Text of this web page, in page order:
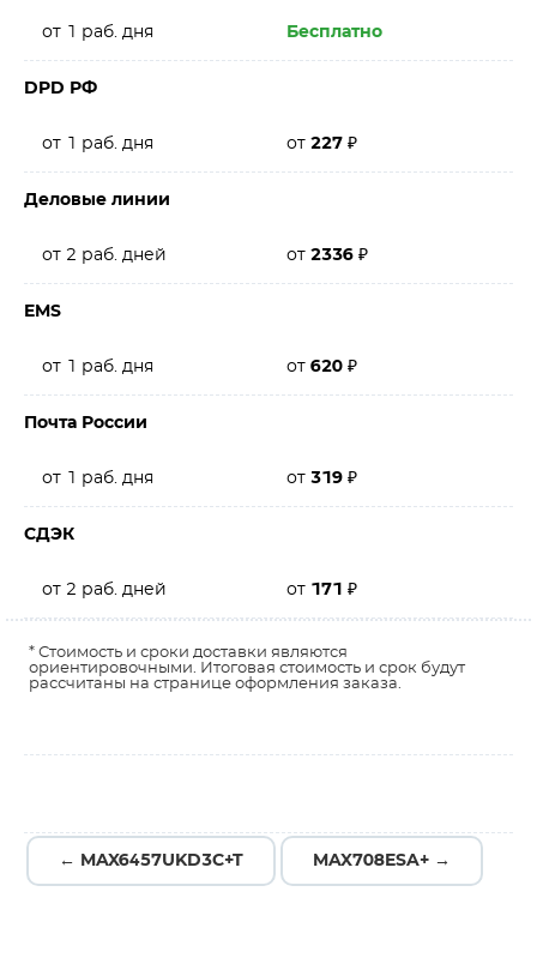
от 1 раб. дня Бесплатно
DPD РФ
от 1 раб. дня от 227 ₽
Деловые линии
от 2 раб. дней от 2336 ₽
EMS
от 1 раб. дня от 620 ₽
Почта России
от 1 раб. дня от 319 ₽
СДЭК
от 2 раб. дней от 171 ₽
* Стоимость и сроки доставки являются
ориентировочными. Итоговая стоимость и срок будут
рассчитаны на странице оформления заказа.
← MAX6457UKD3C+T MAX708ESA+ →